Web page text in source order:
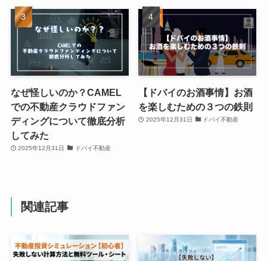
なぜ怪しいのか？CAMEL
での不動産クラウドファン
ディングについて徹底分析
してみた
2025年12月31日 ドバイ不動産
【ドバイのお酒事情】お酒
を楽しむための３つの鉄則
2025年12月31日 ドバイ不動産
関連記事